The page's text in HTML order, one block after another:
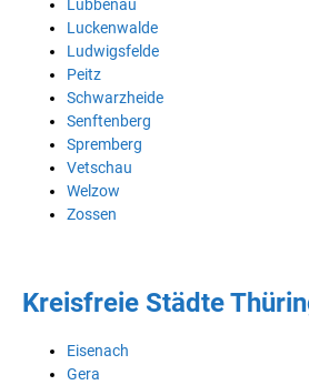
Lübbenau
Luckenwalde
Ludwigsfelde
Peitz
Schwarzheide
Senftenberg
Spremberg
Vetschau
Welzow
Zossen
Kreisfreie Städte
Eisenach
Gera